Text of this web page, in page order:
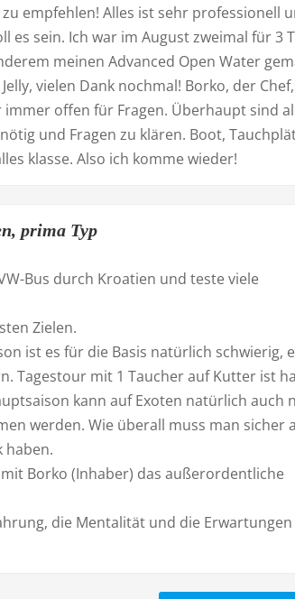
empfehlen! Alles ist sehr professionell
es sein. Ich war im August zweimal für 3
meinen Advanced Open Water
vielen Dank nochmal! Borko, der
offen für Fragen. Überhaupt sind
und Fragen zu klären. Boot,
klasse. Also ich komme wieder!
prima Typ
Bus durch Kroatien und teste viele
Zielen.
ist es für die Basis natürlich schwierig,
Tagestour mit 1 Taucher auf Kutter ist
kann auf Exoten natürlich auch
werden. Wie überall muss man sicher
haben.
Borko (Inhaber) das außerordentliche
die Mentalität und die Erwartungen